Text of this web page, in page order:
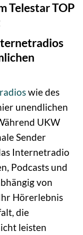
Telestar TOP
wie des
unendlichen
UKW
Sender
Internetradio
Podcasts und
von
Hörerlebnis
die
leisten